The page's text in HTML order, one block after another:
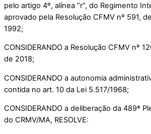
pelo artigo 4º, alínea “r”, do Regimento
aprovado pela Resolução CFMV nº 591,
1992;
CONSIDERANDO a Resolução CFMV nº
de 2018;
CONSIDERANDO a autonomia
contida no art. 10 da Lei 5.517/1968;
CONSIDERANDO a deliberação da 489ª
do CRMV/MA, RESOLVE: